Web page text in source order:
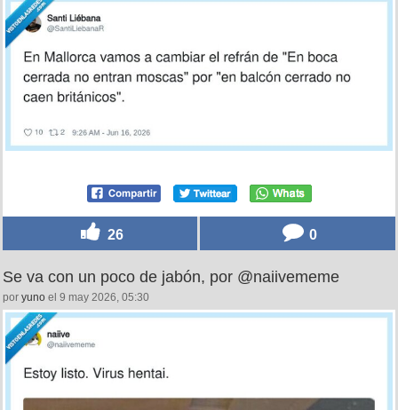
26 0
Se va con un poco de jabón, por @naiivememe
por yuno el 9 may 2026, 05:30